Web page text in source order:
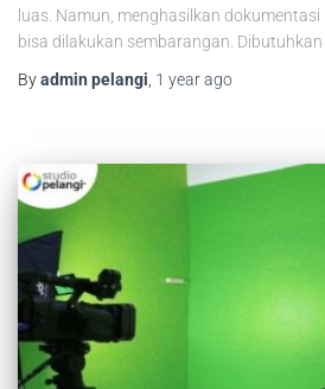
luas. Namun, menghasilkan
bisa dilakukan sembarangan. Dibutuhkan
Byadmin pelangi 1 yearago